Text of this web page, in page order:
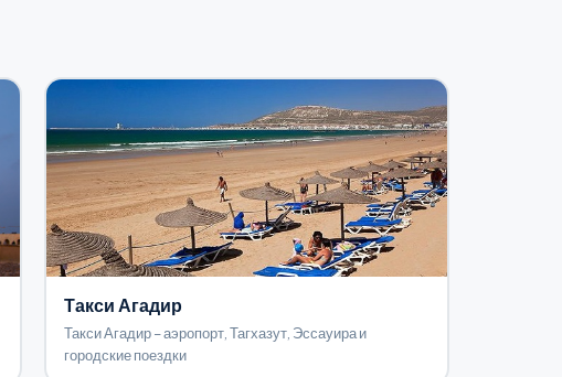
Такси Агадир
Такси Агадир – аэропорт, Тагхазут, Эссауира и
городские поездки